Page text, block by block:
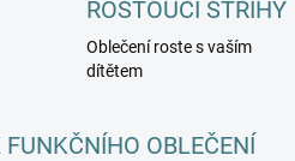
ROSTOUCÍ STŘIHY
Oblečení roste s vaším
dítětem
OBLEČENÍ